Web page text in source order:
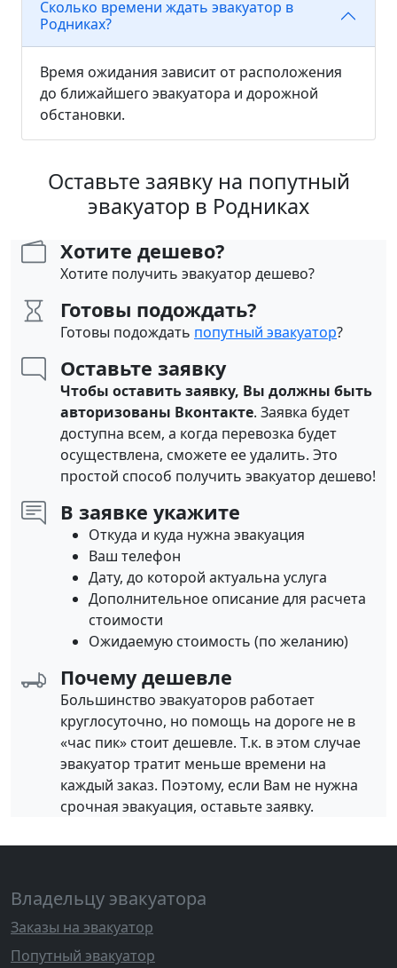
Сколько времени ждать эвакуатор в
Родниках?
Время ожидания зависит от расположения
до ближайшего эвакуатора и дорожной
обстановки.
Оставьте заявку на попутный
эвакуатор в Родниках
Хотите дешево?
Хотите получить эвакуатор дешево?
Готовы подождать?
Готовы подождать попутный эвакуатор?
Оставьте заявку
Чтобы оставить заявку, Вы должны быть
авторизованы Вконтакте. Заявка будет
доступна всем, а когда перевозка будет
осуществлена, сможете ее удалить. Это
простой способ получить эвакуатор дешево!
В заявке укажите
Откуда и куда нужна эвакуация
Ваш телефон
Дату, до которой актуальна услуга
Дополнительное описание для расчета
стоимости
Ожидаемую стоимость (по желанию)
Почему дешевле
Большинство эвакуаторов работает
круглосуточно, но помощь на дороге не в
«час пик» стоит дешевле. Т.к. в этом случае
эвакуатор тратит меньше времени на
каждый заказ. Поэтому, если Вам не нужна
срочная эвакуация, оставьте заявку.
Владельцу эвакуатора
Заказы на эвакуатор
Попутный эвакуатор